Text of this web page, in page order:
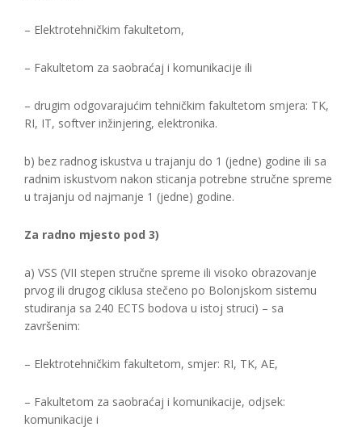
– Elektrotehničkim fakultetom,
– Fakultetom za saobraćaj i komunikacije ili
– drugim odgovarajućim tehničkim fakultetom smjera: TK,
RI, IT, softver inžinjering, elektronika.
b) bez radnog iskustva u trajanju do 1 (jedne) godine ili sa
radnim iskustvom nakon sticanja potrebne stručne spreme
u trajanju od najmanje 1 (jedne) godine.
Za radno mjesto pod 3)
a) VSS (VII stepen stručne spreme ili visoko obrazovanje
prvog ili drugog ciklusa stečeno po Bolonjskom sistemu
studiranja sa 240 ECTS bodova u istoj struci) – sa
završenim:
– Elektrotehničkim fakultetom, smjer: RI, TK, AE,
– Fakultetom za saobraćaj i komunikacije, odjsek:
komunikacije i